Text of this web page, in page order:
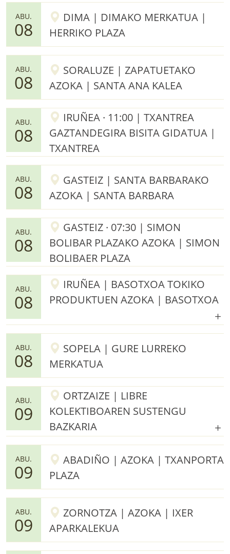
ABU.
08
DIMA | DIMAKO MERKATUA |
HERRIKO PLAZA
ABU.
08
SORALUZE | ZAPATUETAKO
AZOKA | SANTA ANA KALEA
ABU.
08
IRUÑEA · 11:00 | TXANTREA
GAZTANDEGIRA BISITA GIDATUA |
TXANTREA
ABU.
08
GASTEIZ | SANTA BARBARAKO
AZOKA | SANTA BARBARA
ABU.
08
GASTEIZ · 07:30 | SIMON
BOLIBAR PLAZAKO AZOKA | SIMON
BOLIBAER PLAZA
ABU.
08
IRUÑEA | BASOTXOA TOKIKO
PRODUKTUEN AZOKA | BASOTXOA
ABU.
08
SOPELA | GURE LURREKO
MERKATUA
ABU.
09
ORTZAIZE | LIBRE
KOLEKTIBOAREN SUSTENGU
BAZKARIA
ABU.
09
ABADIÑO | AZOKA | TXANPORTA
PLAZA
ABU.
09
ZORNOTZA | AZOKA | IXER
APARKALEKUA